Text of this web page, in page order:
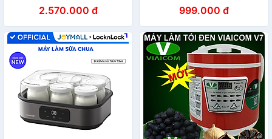
Hàng Chính Hãng
2.570.000 đ
Hũ Thủy Tinh 200ml -
JoyMall
999.000 đ